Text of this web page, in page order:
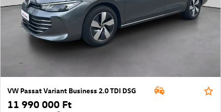
VW Passat Variant Business 2.0 TDI DSG
11 990 000 Ft